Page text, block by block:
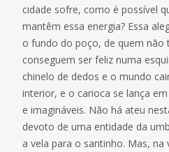
cidade sofre, como é possível
mantêm essa energia? Essa
o fundo do poço, de quem não
conseguem ser feliz numa
chinelo de dedos e o mundo
interior, e o carioca se lança
e imagináveis. Não há ateu
devoto de uma entidade da
a vela para o santinho. Mas,